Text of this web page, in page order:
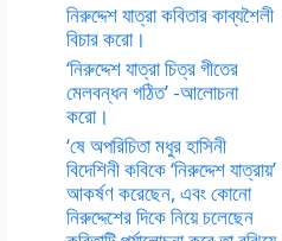
নিরুদ্দেশ যাত্রা কবিতার কাব্যশৈলী
বিচার করো।
‘নিরুদ্দেশ যাত্রা চিত্র গীতের
মেলবন্ধন গঠিত’ -আলোচনা
করো।
‘ষে অপরিচিতা মধুর হাসিনী
বিদেশিনী কবিকে ‘নিরুদ্দেশ যাত্রায়’
আকর্ষণ করেছেন, এবং কোনো
নিরুদ্দেশের দিকে নিয়ে চলেছেন